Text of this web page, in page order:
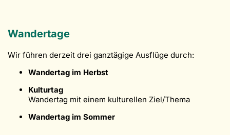
Wandertage
Wir führen derzeit drei ganztägige Ausflüge durch:
Wandertag im Herbst
Kulturtag
Wandertag mit einem kulturellen Ziel/Thema
Wandertag im Sommer